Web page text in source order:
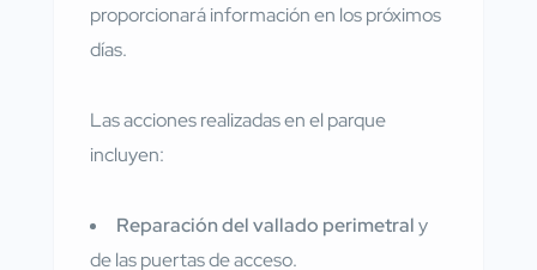
proporcionará información en los próximos
días.
Las acciones realizadas en el parque
incluyen:
Reparación del vallado perimetraly
de las puertas de acceso.